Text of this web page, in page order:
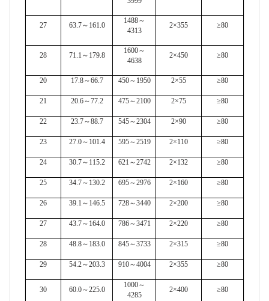
27 63.7～ 161.0
1488～
4313
2×355 ≥80
28 71.1 ～ 179.8
1600～
4638
2×450 ≥80
20 17.8～66.7 450～ 1950 2×55 ≥80
21 20.6～77.2 475～2100 2×75 ≥80
22 23.7～88.7 545～2304 2×90 ≥80
23 27.0～ 101.4 595～2519 2×110 ≥80
24 30.7～ 115.2 621 ～2742 2×132 ≥80
25 34.7～ 130.2 695～2976 2×160 ≥80
26 39.1 ～ 146.5 728～3440 2×200 ≥80
27 43.7～ 164.0 786～3471 2×220 ≥80
28 48.8～ 183.0 845～3733 2×315 ≥80
29 54.2～203.3 910～4004 2×355 ≥80
30 60.0～225.0
1000～
4285
2×400 ≥80